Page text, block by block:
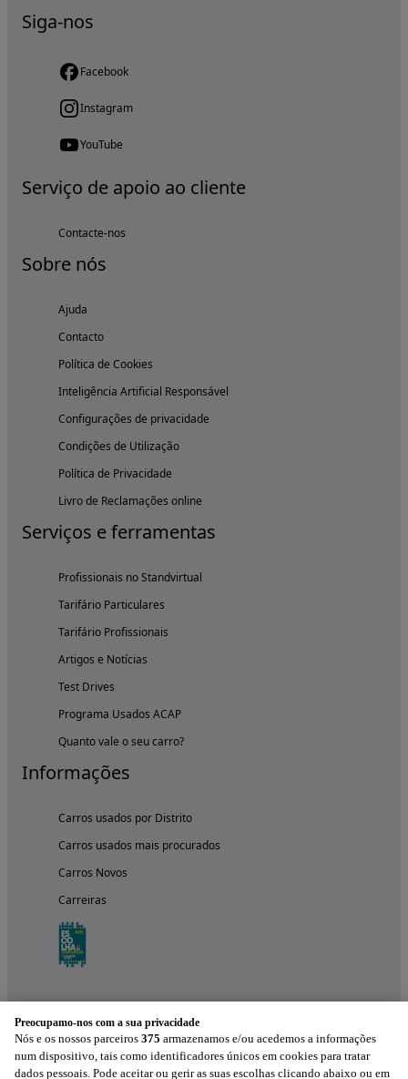
Siga-nos
Facebook
Instagram
YouTube
Serviço de apoio ao cliente
Contacte-nos
Sobre nós
Ajuda
Contacto
Política de Cookies
Inteligência Artificial Responsável
Configurações de privacidade
Condições de Utilização
Política de Privacidade
Livro de Reclamações online
Serviços e ferramentas
Profissionais no Standvirtual
Tarifário Particulares
Tarifário Profissionais
Artigos e Notícias
Test Drives
Programa Usados ACAP
Quanto vale o seu carro?
Informações
Carros usados por Distrito
Carros usados mais procurados
Carros Novos
Carreiras
Preocupamo-nos com a sua privacidade
Nós e os nossos parceiros 375 armazenamos e/ou acedemos a informações
num dispositivo, tais como identificadores únicos em cookies para tratar
dados pessoais. Pode aceitar ou gerir as suas escolhas clicando abaixo ou em